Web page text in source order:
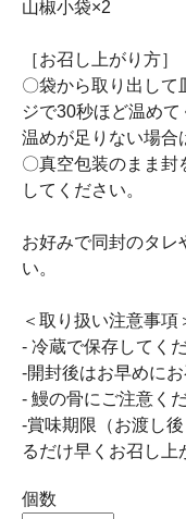
山椒小袋×2
［お召し上がり方］
〇袋から取り出して
ジで30秒ほど温めて
温めが足りない場合
〇真空包装のまま封
してください。
お好みで同封のタレ
い。
＜取り扱い注意事項
- 冷蔵で保存してく
-開封後はお早めに
- 鰻の骨にご注意くだ
-賞味期限（お渡し
るだけ早くお召し上
個数